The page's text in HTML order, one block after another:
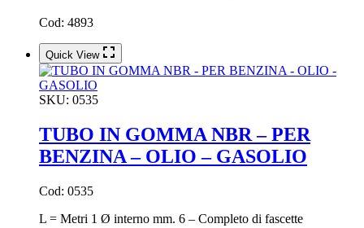
Cod: 4893
Quick View
SKU: 0535
TUBO IN GOMMA NBR – PER
BENZINA – OLIO – GASOLIO
Cod: 0535
L = Metri 1 Ø interno mm. 6 – Completo di fascette